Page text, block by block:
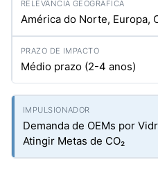
América do Norte, Europa,
Médio prazo (2-4 anos)
Demanda de OEMs por
Atingir Metas de CO₂